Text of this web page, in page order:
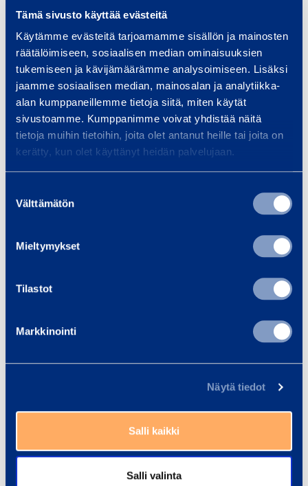
Tämä sivusto käyttää evästeitä
Käytämme evästeitä tarjoamamme sisällön ja mainosten
räätälöimiseen, sosiaalisen median ominaisuuksien
tukemiseen ja kävijämäärämme analysoimiseen. Lisäksi
jaamme sosiaalisen median, mainosalan ja analytiikka-
alan kumppaneillemme tietoja siitä, miten käytät
sivustoamme. Kumppanimme voivat yhdistää näitä
tietoja muihin tietoihin, joita olet antanut heille tai joita on
kerätty, kun olet käyttänyt heidän palvelujaan.
valinta
Välttämätön
Mieltymykset
Tilastot
Markkinointi
Näytä tiedot
Salli kaikki
Salli valinta
Sääsuojat
Tietolii­ken­ne­verk­ko­kalusto